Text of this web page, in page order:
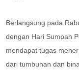
Berlangsung pada
dengan Hari Sumpah
mendapat tugas
dari tumbuhan dan